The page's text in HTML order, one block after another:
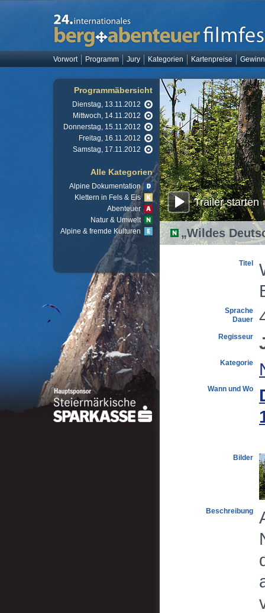
Vorwort Programm Jury Kategorien Kartenpreise
Programmäbersicht
Dienstag, 13.11.2012
Mittwoch, 14.11.2012
Donnerstag, 15.11.2012
Freitag, 16.11.2012
Samstag, 17.11.2012
Alle Kategorien
Alpine Dokumentation
Klettern in Fels & Eis
Abenteuer
Natur & Umwelt
Alpine & fremde Kulturen
Trailer starten
„Wildes
Titel
Sprache
Dauer
Regisseur
Kategorie
Wann und Wo
Bilder
Beschreibung